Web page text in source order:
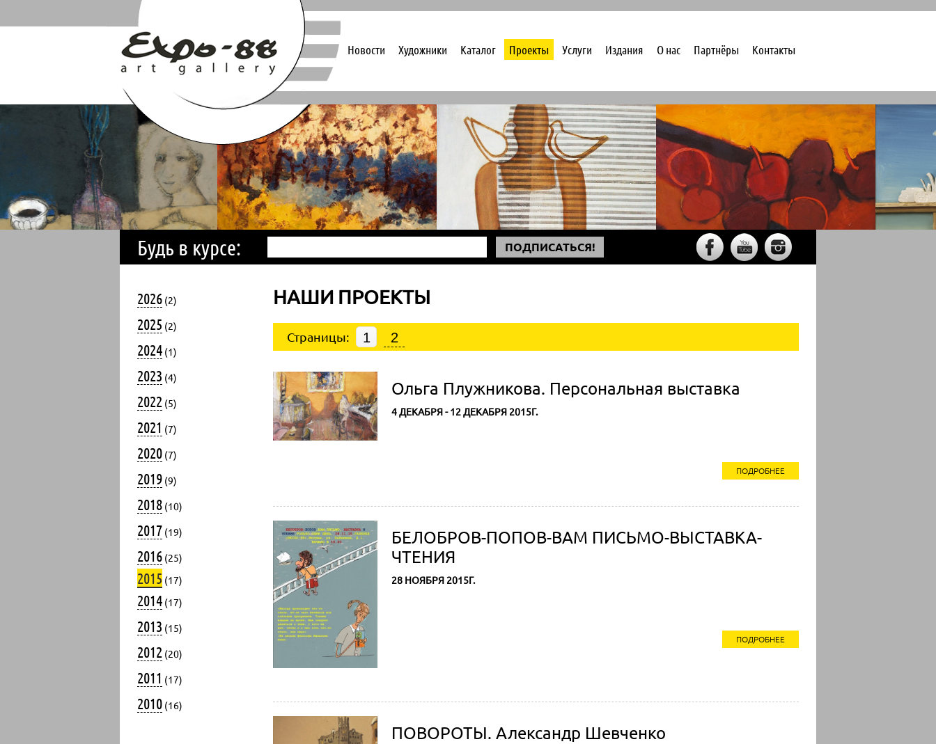
Новости Художники Каталог Проекты Услуги Издания О нас Партнёры Контакты
Будь в курсе: ПОДПИСАТЬСЯ!
2026 (2)
2025 (2)
2024 (1)
2023 (4)
2022 (5)
2021 (7)
2020 (7)
2019 (9)
2018 (10)
2017 (19)
2016 (25)
2015 (17)
2014 (17)
2013 (15)
2012 (20)
2011 (17)
2010 (16)
НАШИ ПРОЕКТЫ
Страницы: 1 2
Ольга Плужникова. Персональная выставка
4 ДЕКАБРЯ - 12 ДЕКАБРЯ 2015Г.
ПОДРОБНЕЕ
БЕЛОБРОВ-ПОПОВ-ВАМ ПИСЬМО-ВЫСТАВКА-
ЧТЕНИЯ
28 НОЯБРЯ 2015Г.
ПОДРОБНЕЕ
ПОВОРОТЫ. Александр Шевченко